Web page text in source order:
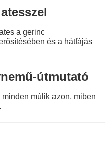
a gerinc
és a hátfájás
útmutató
múlik azon, miben